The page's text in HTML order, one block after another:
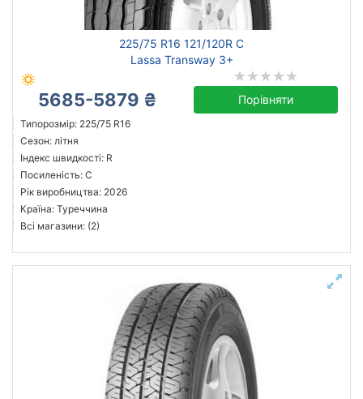
225/75 R16 121/120R C
Lassa Transway 3+
5685-5879 ₴ Порівняти
Типорозмір: 225/75 R16
Сезон: літня
Індекс швидкості: R
Посиленість: C
Рік виробництва: 2026
Країна: Туреччина
Всі магазини: (2)